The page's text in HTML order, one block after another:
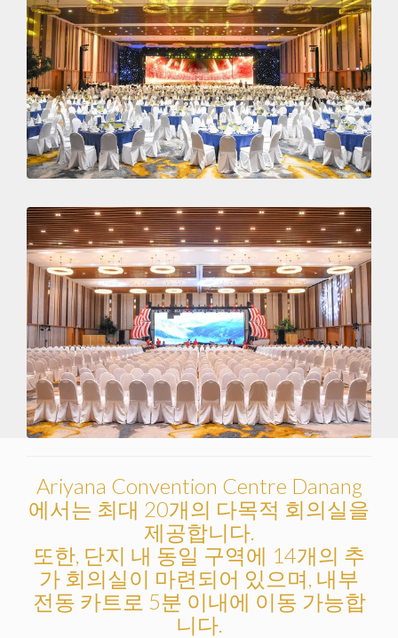
Ariyana Convention Centre Danang
에서는 최대 20개의 다목적 회의실을
제공합니다.
또한, 단지 내 동일 구역에 14개의 추
가 회의실이 마련되어 있으며, 내부
전동 카트로 5분 이내에 이동 가능합
니다.